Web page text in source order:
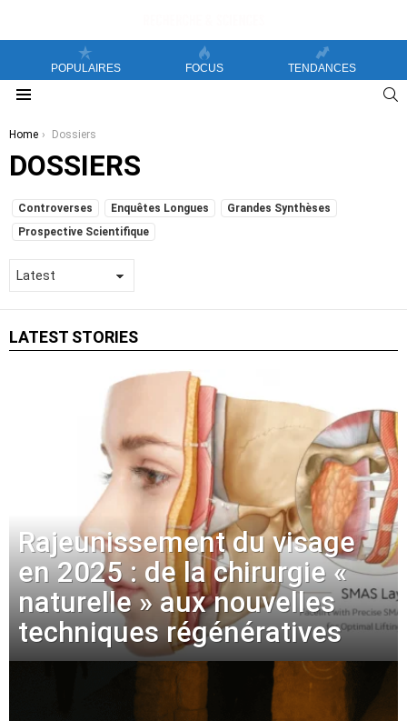
POPULAIRES FOCUS TENDANCES
You are here:
Home Dossiers
DOSSIERS
SUBTERMS
Controverses Enquêtes Longues
Grandes Synthèses
Prospective Scientifique
LATEST STORIES
Rajeunissement du visage
en 2025 : de la chirurgie «
naturelle » aux nouvelles
techniques régénératives